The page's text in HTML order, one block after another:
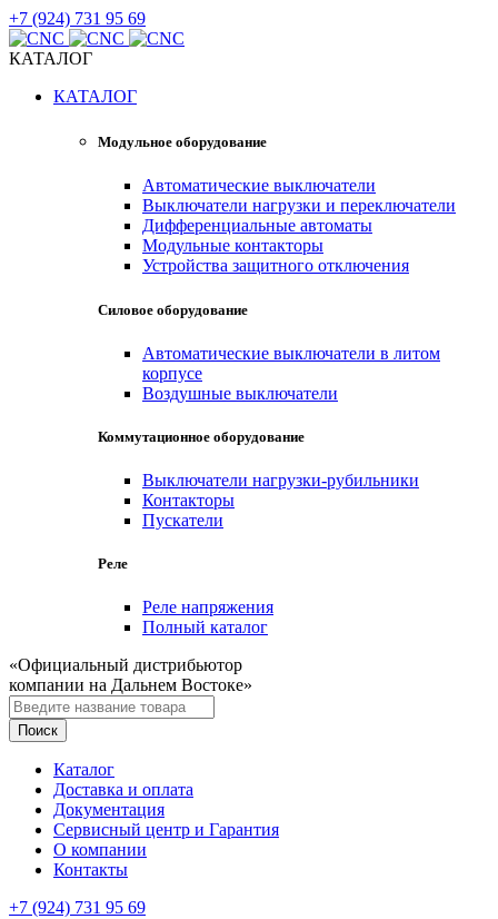
+7 (924) 731 95 69
КАТАЛОГ
КАТАЛОГ
Модульное оборудование
Автоматические выключатели
Выключатели нагрузки и переключатели
Дифференциальные автоматы
Модульные контакторы
Устройства защитного отключения
Силовое оборудование
Автоматические выключатели в литом
корпусе
Воздушные выключатели
Коммутационное оборудование
Выключатели нагрузки-рубильники
Контакторы
Пускатели
Реле
Реле напряжения
Полный каталог
«Официальный дистрибьютор
компании на Дальнем Востоке»
Каталог
Доставка и оплата
Документация
Сервисный центр и Гарантия
О компании
Контакты
+7 (924) 731 95 69